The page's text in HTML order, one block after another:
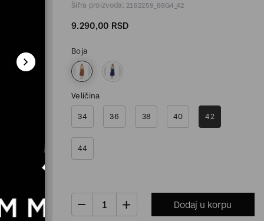
Šifra proizvoda: 2182259_88G4_42
9.290,00 RSD
Boja
Veličina
34 36 38 40 42
44
Dodaj u korpu